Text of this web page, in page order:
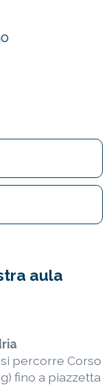
aula
percorre Corso
fino a piazzetta